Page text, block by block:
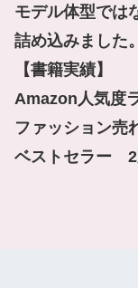
モデル体型では
詰め込みました
【書籍実績】
Amazon人気度
ファッション売
ベストセラー　